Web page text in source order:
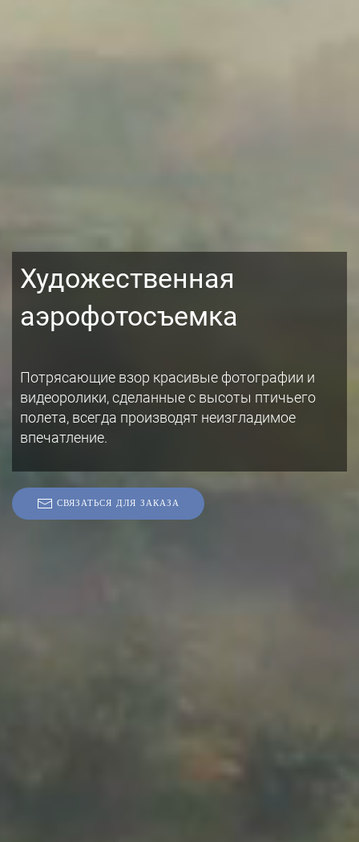
Художественная
аэрофотосъемка
Потрясающие взор красивые фотографии и
видеоролики, сделанные с высоты птичьего
полета, всегда производят неизгладимое
впечатление.
СВЯЗАТЬСЯ ДЛЯ ЗАКАЗА